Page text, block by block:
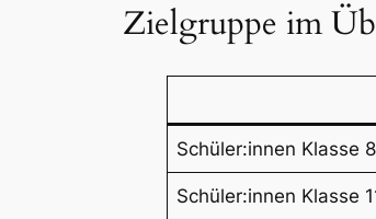
Zielgruppe im
Schüler:innen Klasse
Schüler:innen Klasse